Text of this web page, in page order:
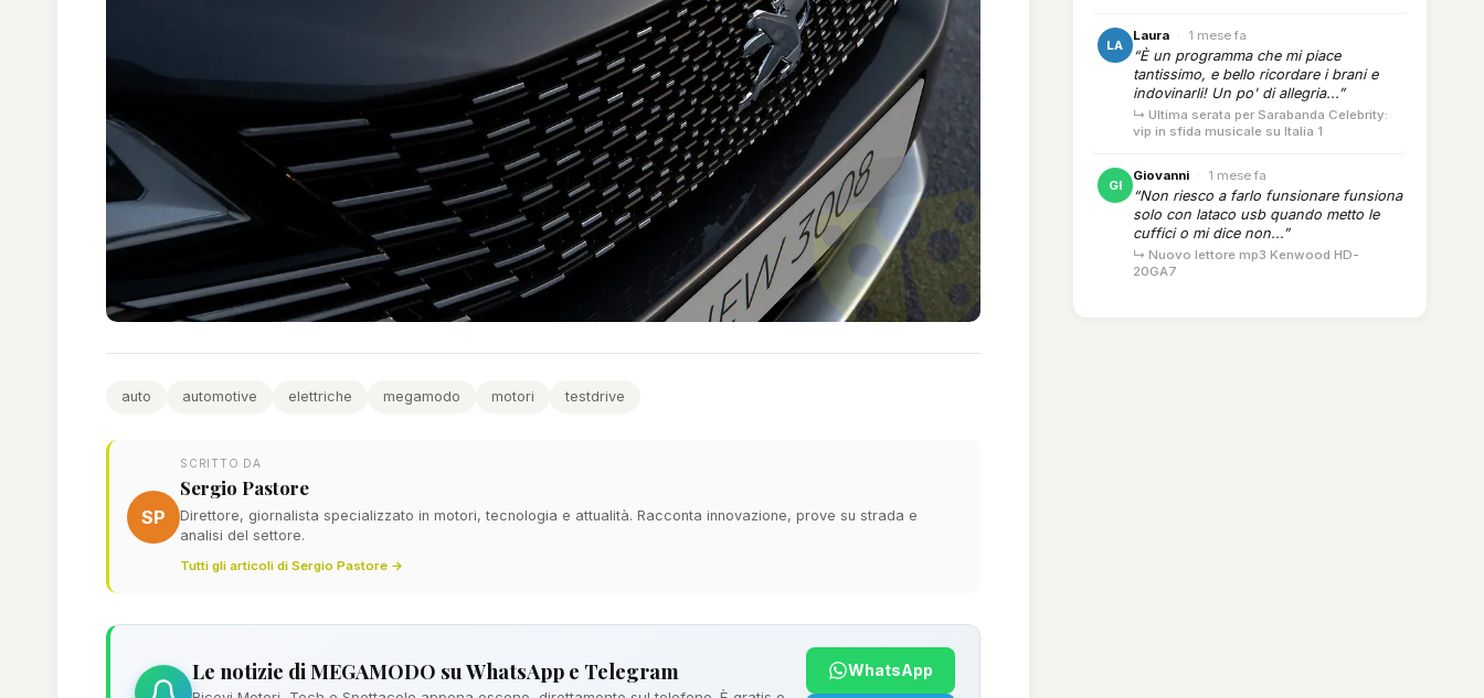
auto automotive elettriche megamodo motori testdrive
SP
SCRITTO DA
Sergio Pastore
Direttore, giornalista specializzato in motori, tecnologia e attualità. Racconta innovazione, prove su strada e
analisi del settore.
Tutti gli articoli di Sergio Pastore →
Le notizie di MEGAMODO su WhatsApp e Telegram WhatsApp
LA
Laura · 1 mese fa
“È un programma che mi piace
tantissimo, e bello ricordare i brani e
indovinarli! Un po' di allegria...”
↳ Ultima serata per Sarabanda Celebrity:
vip in sfida musicale su Italia 1
GI
Giovanni · 1 mese fa
“Non riesco a farlo funsionare funsiona
solo con lataco usb quando metto le
cuffici o mi dice non...”
↳ Nuovo lettore mp3 Kenwood HD-
20GA7